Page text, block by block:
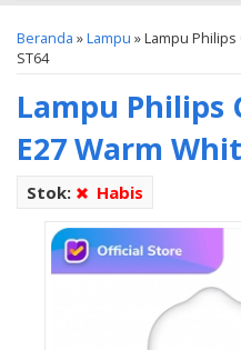
Beranda »Lampu »Lampu Philips
ST64
Lampu Philips
E27 Warm
Stok: Habis